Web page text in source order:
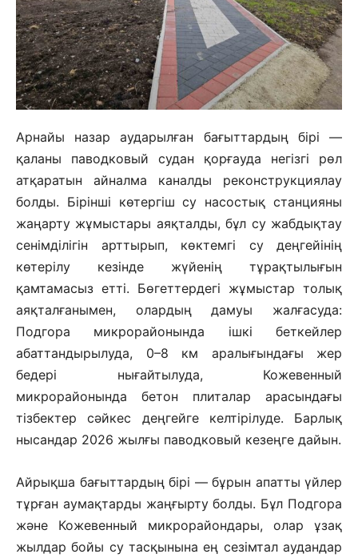
Арнайы назар аударылған бағыттардың бірі —
қаланы паводковый судан қорғауда негізгі рөл
атқаратын айналма каналды реконструкциялау
болды. Бірінші көтергіш су насостық станцияны
жаңарту жұмыстары аяқталды, бұл су жабдықтау
сенімділігін арттырып, көктемгі су деңгейінің
көтерілу кезінде жүйенің тұрақтылығын
қамтамасыз етті. Бөгеттердегі жұмыстар толық
аяқталғанымен, олардың дамуы жалғасуда:
Подгора микрорайонында ішкі беткейлер
абаттандырылуда, 0–8 км аралығындағы жер
бедері нығайтылуда, Кожевенный
микрорайонында бетон плиталар арасындағы
тізбектер сәйкес деңгейге келтірілуде. Барлық
нысандар 2026 жылғы паводковый кезеңге дайын.
Айрықша бағыттардың бірі — бұрын апатты үйлер
тұрған аумақтарды жаңғырту болды. Бұл Подгора
және Кожевенный микрорайондары, олар ұзақ
жылдар бойы су тасқынына ең сезімтал аудандар